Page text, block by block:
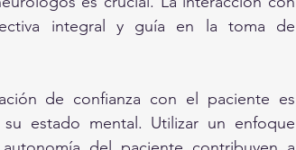
integral y guía en la toma de
de confianza con el paciente es
estado mental. Utilizar un enfoque